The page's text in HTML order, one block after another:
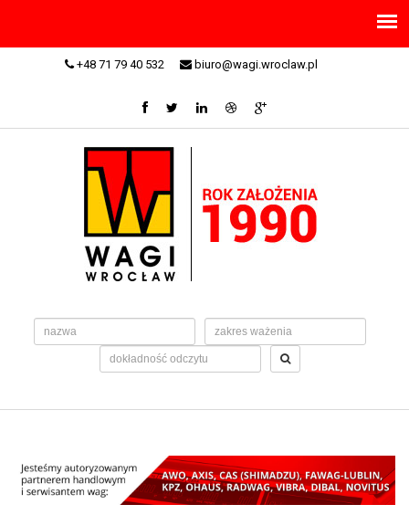
+48 71 79 40 532 biuro@wagi.wroclaw.pl